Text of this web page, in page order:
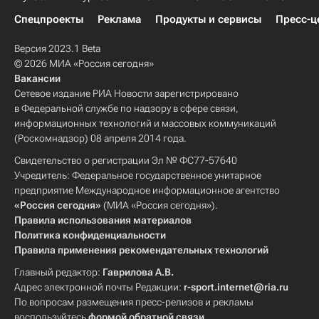
Спецпроекты
Реклама Продукты и сервисы Пресс-
Версия 2023.1 Beta
© 2026 МИА «Россия сегодня»
Вакансии
Сетевое издание РИА Новости зарегистрировано
в Федеральной службе по надзору в сфере связи,
информационных технологий и массовых коммуникаций
(Роскомнадзор) 08 апреля 2014 года.
Свидетельство о регистрации Эл № ФС77-57640
Учредитель: Федеральное государственное унитарное
предприятие Международное информационное агентство
«Россия сегодня» (МИА «Россия сегодня»).
Правила использования материалов
Политика конфиденциальности
Правила применения рекомендательных технологий
Главный редактор: Гаврилова А.В.
Адрес электронной почты Редакции: r-sport.internet@ria.ru
По вопросам размещения пресс-релизов и рекламы